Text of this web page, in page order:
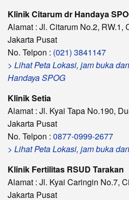
Klinik Citarum dr Handaya
Alamat : Jl. Citarum No.2, RW.1,
Jakarta Pusat
No. Telpon : (021) 3841147
> Lihat Peta Lokasi, jam buka
Handaya SPOG
Klinik Setia
Alamat : Jl. Kyai Tapa No.190,
Jakarta Pusat
No. Telpon : 0877-0999-2677
> Lihat Peta Lokasi, jam buka
Klinik Fertilitas RSUD Tarakan
Alamat : Jl. Kyai Caringin No.7,
Jakarta Pusat